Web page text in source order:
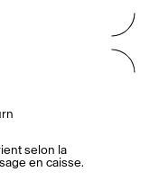
En/Fr
selon la
en caisse.